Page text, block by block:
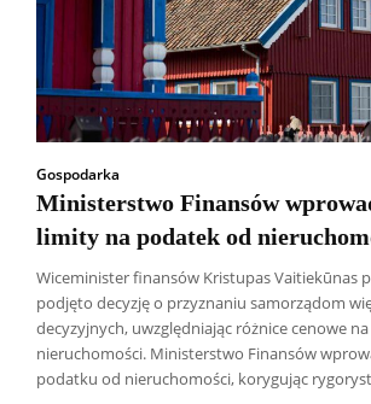
Gospodarka
Ministerstwo Finansów
limity na podatek od
Wiceminister finansów Kristupas Vaitiekūnas
podjęto decyzję o przyznaniu samorządom
decyzyjnych, uwzględniając różnice cenowe
nieruchomości. Ministerstwo Finansów
podatku od nieruchomości, korygując